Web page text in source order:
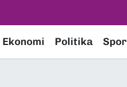
Ekonomi Politika Spor